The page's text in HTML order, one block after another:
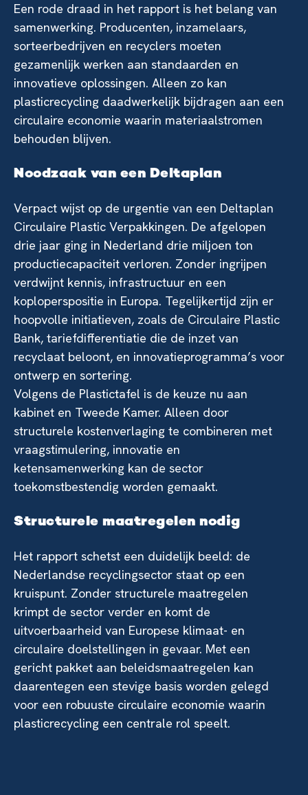
Een rode draad in het rapport is het belang van
samenwerking. Producenten, inzamelaars,
sorteerbedrijven en recyclers moeten
gezamenlijk werken aan standaarden en
innovatieve oplossingen. Alleen zo kan
plasticrecycling daadwerkelijk bijdragen aan een
circulaire economie waarin materiaalstromen
behouden blijven.
Noodzaak van een Deltaplan
Verpact wijst op de urgentie van een Deltaplan
Circulaire Plastic Verpakkingen. De afgelopen
drie jaar ging in Nederland drie miljoen ton
productiecapaciteit verloren. Zonder ingrijpen
verdwijnt kennis, infrastructuur en een
koploperspositie in Europa. Tegelijkertijd zijn er
hoopvolle initiatieven, zoals de Circulaire Plastic
Bank, tariefdifferentiatie die de inzet van
recyclaat beloont, en innovatieprogramma’s voor
ontwerp en sortering.
Volgens de Plastictafel is de keuze nu aan
kabinet en Tweede Kamer. Alleen door
structurele kostenverlaging te combineren met
vraagstimulering, innovatie en
ketensamenwerking kan de sector
toekomstbestendig worden gemaakt.
Structurele maatregelen nodig
Het rapport schetst een duidelijk beeld: de
Nederlandse recyclingsector staat op een
kruispunt. Zonder structurele maatregelen
krimpt de sector verder en komt de
uitvoerbaarheid van Europese klimaat- en
circulaire doelstellingen in gevaar. Met een
gericht pakket aan beleidsmaatregelen kan
daarentegen een stevige basis worden gelegd
voor een robuuste circulaire economie waarin
plasticrecycling een centrale rol speelt.